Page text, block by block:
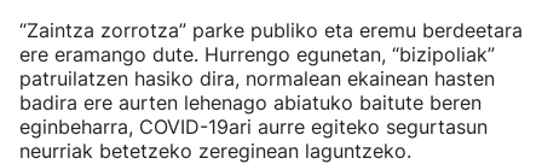
“Zaintza zorrotza” parke publiko eta eremu berdeetara
ere eramango dute. Hurrengo egunetan, “bizipoliak”
patruilatzen hasiko dira, normalean ekainean hasten
badira ere aurten lehenago abiatuko baitute beren
eginbeharra, COVID-19ari aurre egiteko segurtasun
neurriak betetzeko zereginean laguntzeko.